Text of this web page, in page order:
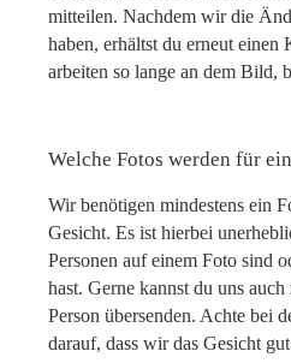
mitteilen. Nachdem wir die
haben, erhältst du erneut
arbeiten so lange an dem Bild,
Welche Fotos werden für
Wir benötigen mindestens ein
Gesicht. Es ist hierbei
Personen auf einem Foto sind
hast. Gerne kannst du uns
Person übersenden. Achte bei
darauf, dass wir das Gesicht